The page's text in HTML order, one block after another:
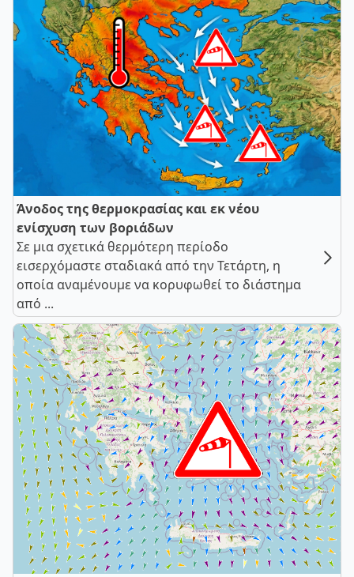
Άνοδος της θερμοκρασίας και εκ νέου
ενίσχυση των βοριάδων
Σε μια σχετικά θερμότερη περίοδο
εισερχόμαστε σταδιακά από την Τετάρτη, η
οποία αναμένουμε να κορυφωθεί το διάστημα
από ...